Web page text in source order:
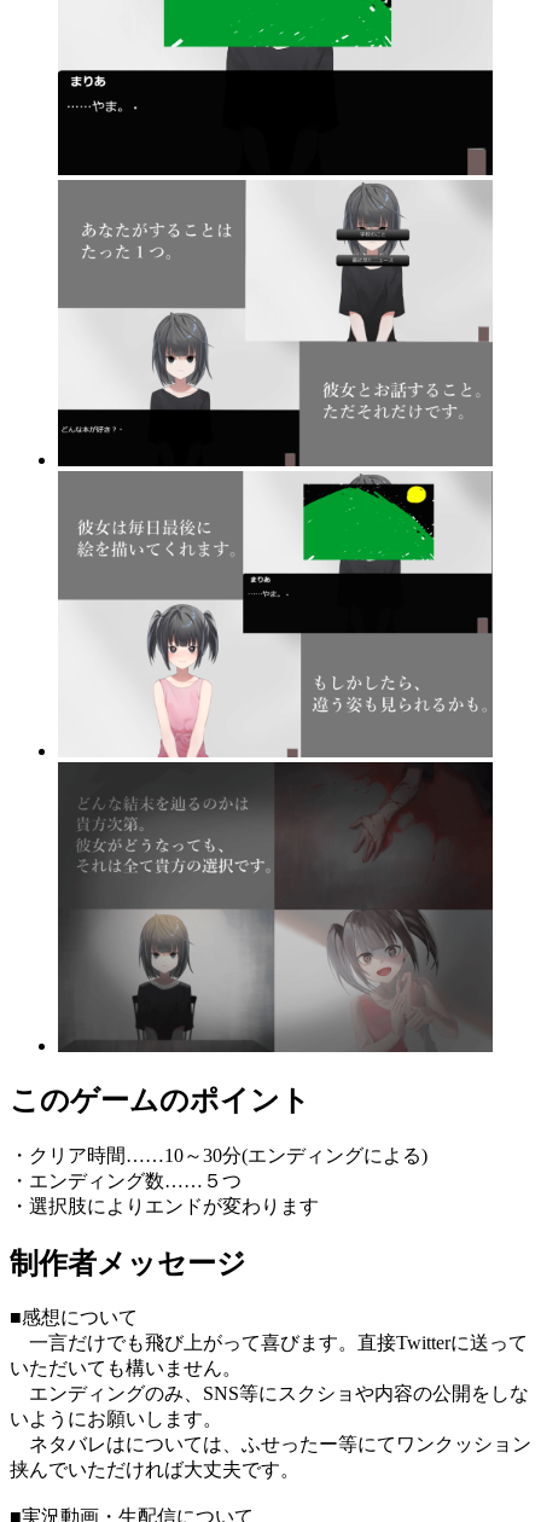
このゲームのポイント
・クリア時間……10～30分(エンディングによる)
・エンディング数……５つ
・選択肢によりエンドが変わります
制作者メッセージ
■感想について
一言だけでも飛び上がって喜びます。直接Twitterに送って
いただいても構いません。
エンディングのみ、SNS等にスクショや内容の公開をしな
いようにお願いします。
ネタバレはについては、ふせったー等にてワンクッション
挟んでいただければ大丈夫です。
■実況動画・生配信について